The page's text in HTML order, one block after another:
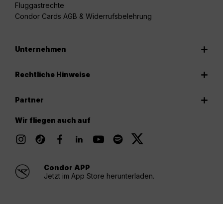
Fluggastrechte
Condor Cards AGB & Widerrufsbelehrung
Unternehmen
Rechtliche Hinweise
Partner
Wir fliegen auch auf
Condor APP
Jetzt im App Store herunterladen.